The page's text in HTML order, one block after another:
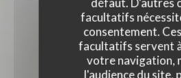
facultatifs
consentement.
facultatifs servent
votre navigation,
l'audience du site,